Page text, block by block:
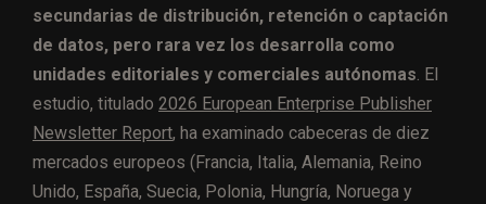
secundarias de distribución, retención o captación
de datos, pero rara vez los desarrolla como
unidades editoriales y comerciales autónomas. El
estudio, titulado 2026 European Enterprise Publisher
Newsletter Report, ha examinado cabeceras de diez
mercados europeos (Francia, Italia, Alemania, Reino
Unido, España, Suecia, Polonia, Hungría, Noruega y